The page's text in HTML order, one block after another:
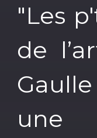
"Les
de
une